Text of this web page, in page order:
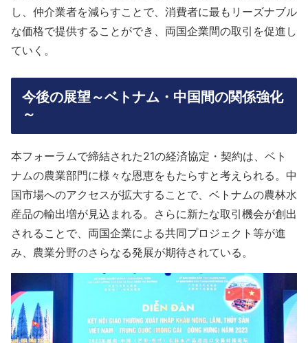
し、仲介業者を減らすことで、消費者に最もリーズナブル
な価格で提供することができ、両国企業間の取引を促進し
ていく。
今後の展望～ベトナム・中国間の関係強化
～
本フォーラムで締結された21の経済協定・契約は、ベト
ナムの農業部門に様々な恩恵をもたらすと考えられる。中
国市場へのアクセスが拡大することで、ベトナムの農林水
産品の輸出増が見込まれる。さらに新たな取引機会が創出
されることで、両国企業による共同プロジェクト等が進
み、農業分野のさらなる発展が期待されている。